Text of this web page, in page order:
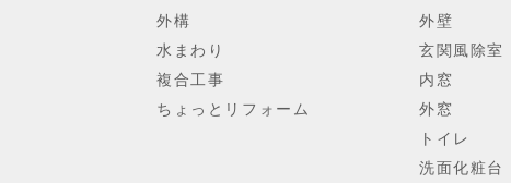
外構
水まわり
複合工事
ちょっとリフォーム
外壁
玄関風除室
内窓
外窓
トイレ
洗面化粧台